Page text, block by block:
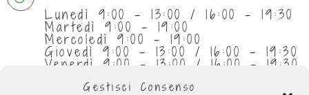
Gestisci Consenso
Lunedì 9:00 - 13:00 / 16:00 - 19:30
Martedì 9:00 - 19:00
Mercoledì 9:00 - 19:00
Giovedì 9:00 - 13:00 / 16:00 - 19:30
Venerdì 9:00 - 13:00 / 16:00 - 19:30